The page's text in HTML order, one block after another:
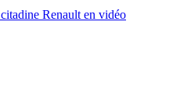
Renault en vidéo